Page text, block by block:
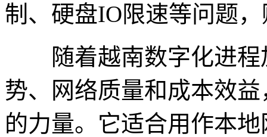
制、硬盘IO限速等问题
随着越南数字化进程
势、网络质量和成本效
的力量。它适合用作本